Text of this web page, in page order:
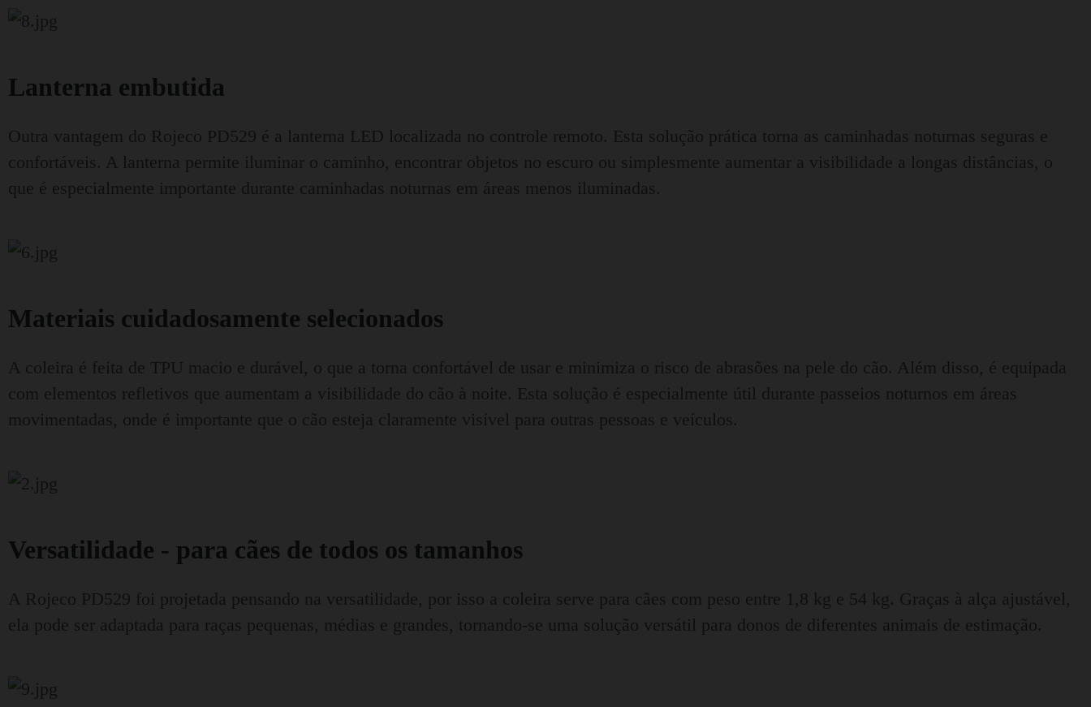
Lanterna embutida
Outra vantagem do Rojeco PD529 é a lanterna LED localizada no controle remoto. Esta solução prática torna as caminhadas noturnas seguras e
confortáveis. A lanterna permite iluminar o caminho, encontrar objetos no escuro ou simplesmente aumentar a visibilidade a longas distâncias, o
que é especialmente importante durante caminhadas noturnas em áreas menos iluminadas.
Materiais cuidadosamente selecionados
A coleira é feita de TPU macio e durável, o que a torna confortável de usar e minimiza o risco de abrasões na pele do cão. Além disso, é equipada
com elementos refletivos que aumentam a visibilidade do cão à noite. Esta solução é especialmente útil durante passeios noturnos em áreas
movimentadas, onde é importante que o cão esteja claramente visível para outras pessoas e veículos.
Versatilidade - para cães de todos os tamanhos
A Rojeco PD529 foi projetada pensando na versatilidade, por isso a coleira serve para cães com peso entre 1,8 kg e 54 kg. Graças à alça ajustável,
ela pode ser adaptada para raças pequenas, médias e grandes, tornando-se uma solução versátil para donos de diferentes animais de estimação.